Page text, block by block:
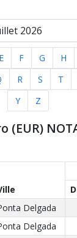
E F G H
R S T
Y
Z
(EUR)
Delgada
Delgada